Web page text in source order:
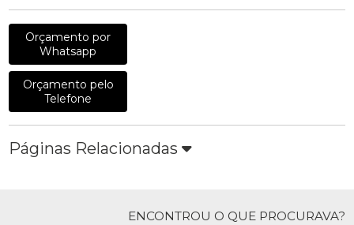
Orçamento por
Whatsapp
Orçamento pelo
Telefone
Páginas Relacionadas
ENCONTROU O QUE PROCURAVA?